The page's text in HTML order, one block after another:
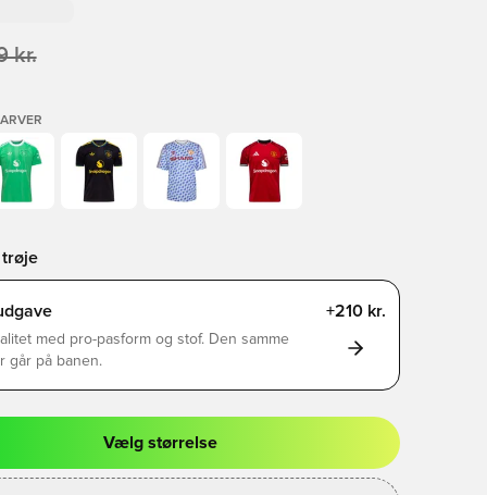
kr.
+210 kr.
med pro-pasform og stof. Den samme
går på banen.
til at logge ind eller tilmelde dig som medlem
Vælg størrelse